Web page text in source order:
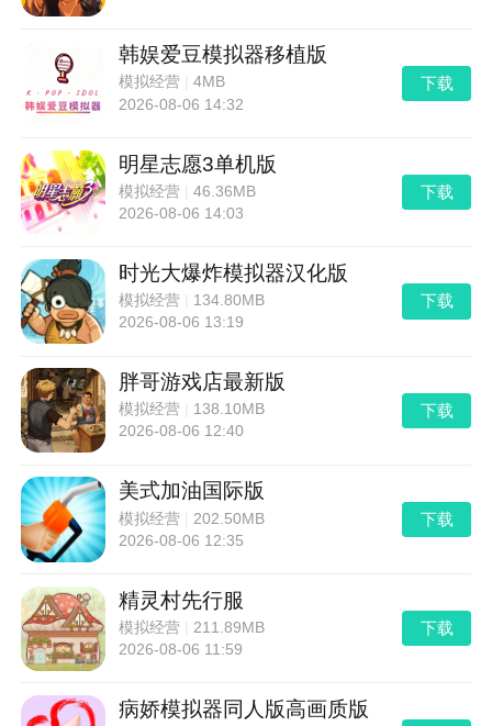
韩娱爱豆模拟器移植版
模拟经营 |4MB
2026-08-06 14:32
下载
明星志愿3单机版
模拟经营 |46.36MB
2026-08-06 14:03
下载
时光大爆炸模拟器汉化版
模拟经营
134.80MB
2026-08-06 13:19
下载
胖哥游戏店最新版
模拟经营
138.10MB
2026-08-06 12:40
下载
美式加油国际版
模拟经营
202.50MB
2026-08-06 12:35
下载
精灵村先行服
模拟经营
211.89MB
2026-08-06 11:59
下载
病娇模拟器同人版高画质版